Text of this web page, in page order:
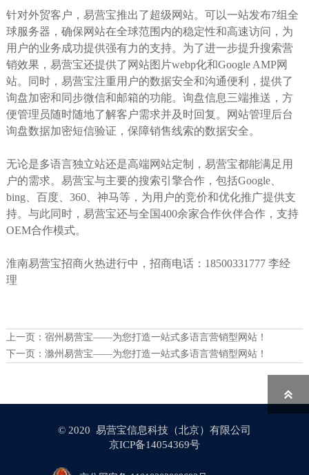
针对外贸客户，易营宝推出了超级网站。可以一站发布7组全
球服务器，确保网站在全球范围内的稳定性和高速访问，为
用户的业务成功提供强有力的支持。为了进一步提升搜索营
销效果，易营宝还提供了网站图片webp化和Google AMP网
站。同时，易营宝注重用户的数据安全和沟通便利，提供了
询盘加密和同步微信和邮箱的功能。询盘信息三端推送，方
便管理员随时随地了解客户需求并及时回复。网站管理后台
询盘数据加密短信验证，保障销售线索的数据安全。
无论是多语言独立站还是高端网站定制，易营宝都能满足用
户的需求。易营宝与主要的搜索引擎合作，包括Google、
bing、百度、360、神马等，为用户的竞价和优化推广提供支
持。与此同时，易营宝还与全国400余家合作伙伴合作，支持
OEM合作模式。
淮南易营宝招商火热进行中，招商电话：18500331777 李经
理
上一页： 宿州易营宝——为您打造一站式多语言营销型网站！
下一页： 滁州易营宝——为您打造一站式多语言营销型网站！
© 2020 易营宝信息科技（北京）有限公司
京ICP备14054369号
